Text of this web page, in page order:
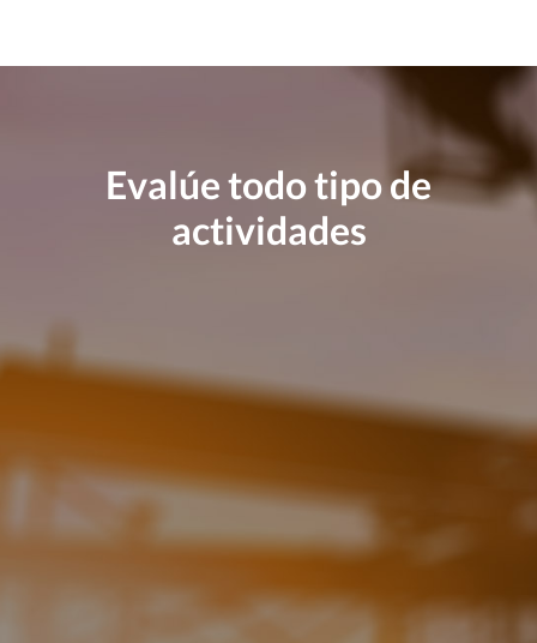
Evalúe todo tipo de
actividades